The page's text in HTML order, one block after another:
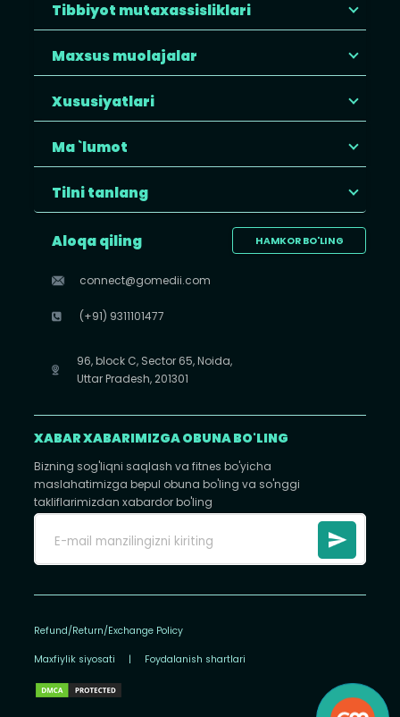
Tibbiyot mutaxassisliklari
Maxsus muolajalar
Xususiyatlari
Ma `lumot
Tilni tanlang
HAMKOR BO'LING
Aloqa qiling
connect@gomedii.com
(+91) 9311101477
96, block C, Sector 65, Noida,
Uttar Pradesh, 201301
XABAR XABARIMIZGA OBUNA BO'LING
Bizning sog'liqni saqlash va fitnes bo'yicha
maslahatimizga bepul obuna bo'ling va so'nggi
takliflarimizdan xabardor bo'ling
Refund/Return/Exchange Policy
Maxfiylik siyosati | Foydalanish shartlari